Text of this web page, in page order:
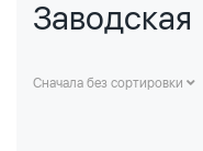
Заводская
Сначала без сортировки